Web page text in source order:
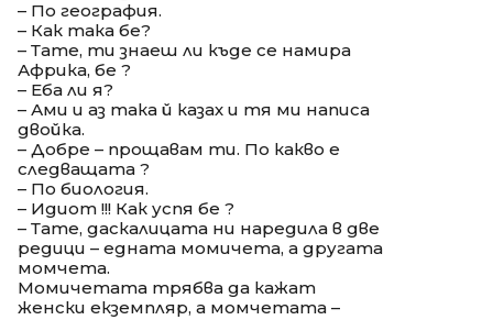
– По география.
– Как така бе?
– Тате, ти знаеш ли къде се намира
Африка, бе ?
– Еба ли я?
– Ами и аз така й казах и тя ми написа
двойка.
– Добре – прощавам ти. По какво е
следващата ?
– По биология.
– Идиот !!! Как успя бе ?
– Тате, даскалицата ни наредила в две
редици – едната момичета, а другата
момчета.
Момичетата трябва да кажат
женски екземпляр, а момчетата –